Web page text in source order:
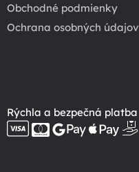
Obchodné podmienky
Ochrana osobných údajov
Rýchla a bezpečná platba